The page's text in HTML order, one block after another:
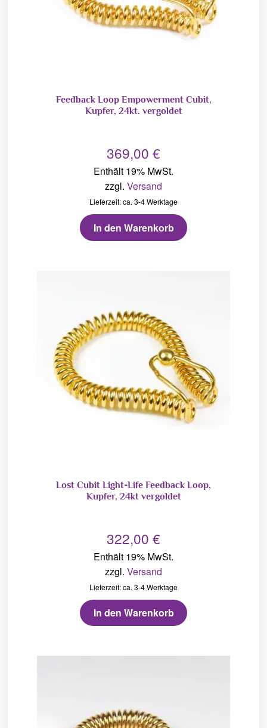
Feedback Loop Empowerment Cubit,
Kupfer, 24kt. vergoldet
369,00 €
Enthält 19% MwSt.
zzgl. Versand
Lieferzeit: ca. 3-4 Werktage
In den Warenkorb
Lost Cubit Light-Life Feedback Loop,
Kupfer, 24kt vergoldet
322,00 €
Enthält 19% MwSt.
zzgl. Versand
Lieferzeit: ca. 3-4 Werktage
In den Warenkorb